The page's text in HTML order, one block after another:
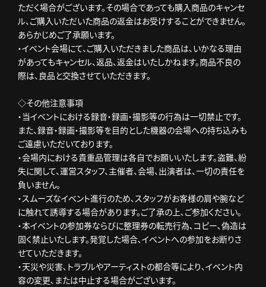
ただく場合がございます。その場合であっても購入商品のキャンセ
ル、ご購入いただいた商品の返金はお受けすることができません。
あらかじめご了承願います。
・イベント会場にて、ご購入いただきました商品は、いかなる理由
があってもキャンセル、返品、返金はいたしかねます。商品不良の
際は、良品と交換させていただきます。
◇その他注意事項
・当イベントにおける録音・録画・撮影等の行為は一切禁止です。
また、録音・録画・撮影等を目的とした機器の会場への持ち込みも
ご遠慮いただいております。
・会場内における貴重品管理は各自でお願いいたします。盗難、紛
失に関して、運営スタッフ、主催者、会場、出演者は、一切の責任を
負いません。
・スムーズなイベント進行のため､スタッフがお客様の肩や腕など
に触れて誘導する場合があります。ご了承の上､ご参加ください。
・本イベントの参加券ならびに整理券の転売行為､コピー､偽造は
固く禁止いたします。発覚した場合､イベントへの参加をお断りさ
せていただきます。
・天災や災害､トラブルやアーティストの都合等により､イベント内
容の変更､または中止する場合がございます。